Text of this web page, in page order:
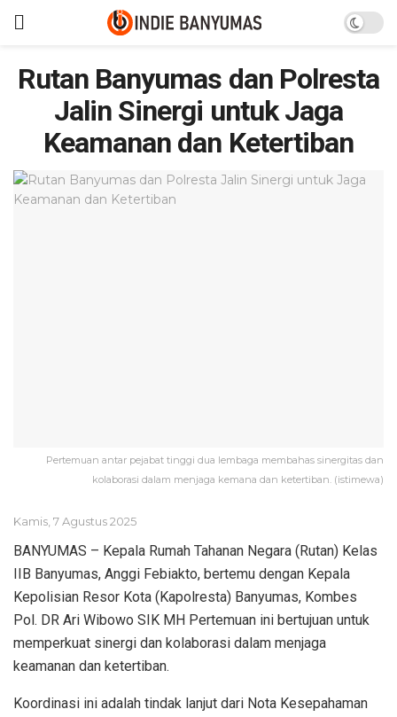
Rutan Banyumas dan Polresta
Jalin Sinergi untuk Jaga
Keamanan dan Ketertiban
Pertemuan antar pejabat tinggi dua lembaga membahas sinergitas dan
kolaborasi dalam menjaga kemana dan ketertiban. (istimewa)
Kamis, 7 Agustus 2025
BANYUMAS – Kepala Rumah Tahanan Negara (Rutan) Kelas
IIB Banyumas, Anggi Febiakto, bertemu dengan Kepala
Kepolisian Resor Kota (Kapolresta) Banyumas, Kombes
Pol. DR Ari Wibowo SIK MH Pertemuan ini bertujuan untuk
memperkuat sinergi dan kolaborasi dalam menjaga
keamanan dan ketertiban.
Koordinasi ini adalah tindak lanjut dari Nota Kesepahaman